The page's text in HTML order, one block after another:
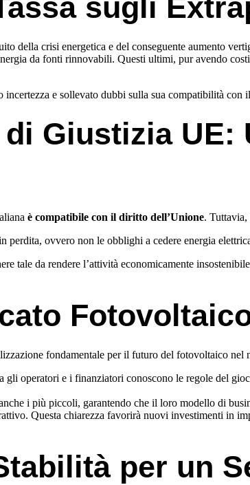
sugli
della crisi energetica e del conseguente aumento
da fonti rinnovabili. Questi ultimi, pur avendo
e sollevato dubbi sulla sua compatibilità
Giustizia UE:
è compatibile con il diritto dell’Unione. Tuttavia,
perdita, ovvero non le obblighi a cedere energia
tale da rendere l’attività economicamente
fondamentale per il futuro del fotovoltaico nel
operatori e i finanziatori conoscono le regole del
i più piccoli, garantendo che il loro modello di
Questa chiarezza favorirà nuovi investimenti in
per un